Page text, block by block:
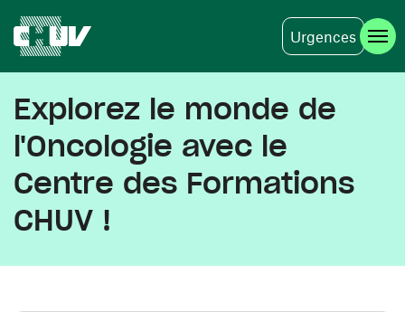
Urgences
Explorez le monde de
l'Oncologie avec le
Centre des Formations
CHUV !